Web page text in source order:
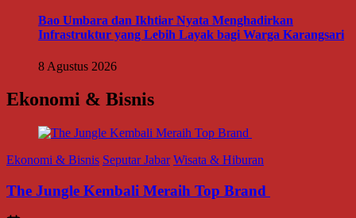
Bao Umbara dan Ikhtiar Nyata Menghadirkan
Infrastruktur yang Lebih Layak bagi Warga Karangsari
8 Agustus 2026
Ekonomi & Bisnis
Ekonomi & Bisnis Seputar Jabar Wisata & Hiburan
The Jungle Kembali Meraih Top Brand